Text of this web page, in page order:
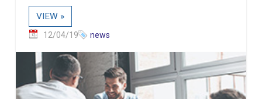
VIEW »
12/04/19 news